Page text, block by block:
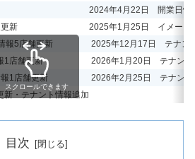
2024年4月22日 開業日情
新
2025年1月25日 イメージ
報5店舗更新
2025年12月17日 テナン
1店舗更新
2026年1月20日 テナント
1店舗更新
2026年2月25日 テナント
・テナント情報追加
スクロールできます
目次